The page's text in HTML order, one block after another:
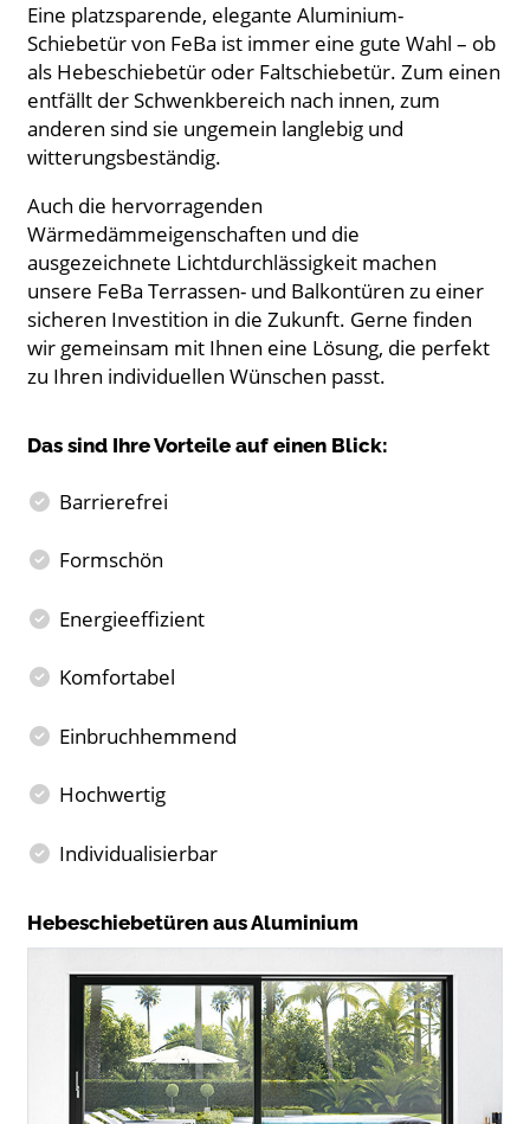
Eine platzsparende, elegante Aluminium-
Schiebetür von FeBa ist immer eine gute Wahl – ob
als Hebeschiebetür oder Faltschiebetür. Zum einen
entfällt der Schwenkbereich nach innen, zum
anderen sind sie ungemein langlebig und
witterungsbeständig.
Auch die hervorragenden
Wärmedämmeigenschaften und die
ausgezeichnete Lichtdurchlässigkeit machen
unsere FeBa Terrassen- und Balkontüren zu einer
sicheren Investition in die Zukunft. Gerne finden
wir gemeinsam mit Ihnen eine Lösung, die perfekt
zu Ihren individuellen Wünschen passt.
Das sind Ihre Vorteile auf einen Blick:
Barrierefrei
Formschön
Energieeffizient
Komfortabel
Einbruchhemmend
Hochwertig
Individualisierbar
Hebeschiebetüren aus Aluminium